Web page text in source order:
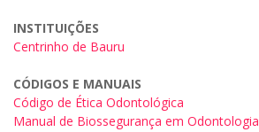
INSTITUIÇÕES
Centrinho de Bauru
CÓDIGOS E MANUAIS
Código de Ética Odontológica
Manual de Biossegurança em Odontologia